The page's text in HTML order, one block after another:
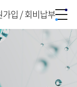
가입 / 회비납부